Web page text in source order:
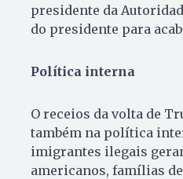
presidente da
do presidente para
Política interna
O receios da volta de
também na política
imigrantes ilegais
americanos, famílias